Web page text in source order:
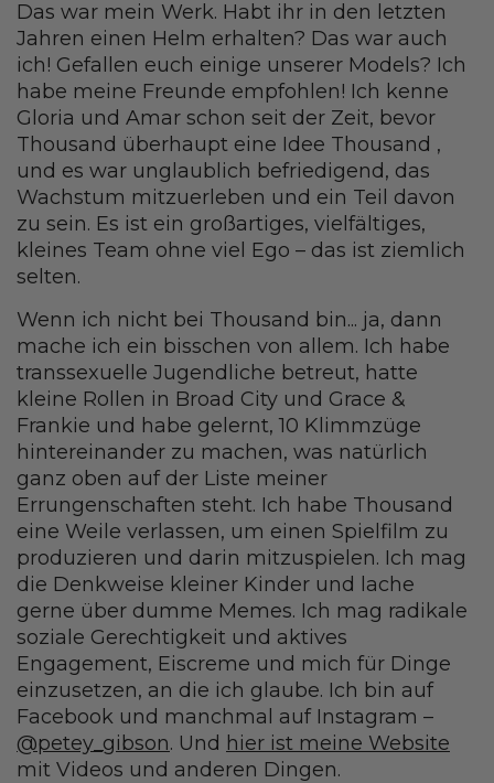
Das war mein Werk. Habt ihr in den letzten
Jahren einen Helm erhalten? Das war auch
ich! Gefallen euch einige unserer Models? Ich
habe meine Freunde empfohlen! Ich kenne
Gloria und Amar schon seit der Zeit, bevor
Thousand überhaupt eine Idee Thousand ,
und es war unglaublich befriedigend, das
Wachstum mitzuerleben und ein Teil davon
zu sein. Es ist ein großartiges, vielfältiges,
kleines Team ohne viel Ego – das ist ziemlich
selten.
Wenn ich nicht bei Thousand bin... ja, dann
mache ich ein bisschen von allem. Ich habe
transsexuelle Jugendliche betreut, hatte
kleine Rollen in Broad City und Grace &
Frankie und habe gelernt, 10 Klimmzüge
hintereinander zu machen, was natürlich
ganz oben auf der Liste meiner
Errungenschaften steht. Ich habe Thousand
eine Weile verlassen, um einen Spielfilm zu
produzieren und darin mitzuspielen. Ich mag
die Denkweise kleiner Kinder und lache
gerne über dumme Memes. Ich mag radikale
soziale Gerechtigkeit und aktives
Engagement, Eiscreme und mich für Dinge
einzusetzen, an die ich glaube. Ich bin auf
Facebook und manchmal auf Instagram –
@petey_gibson. Und hier ist meine Website
mit Videos und anderen Dingen.